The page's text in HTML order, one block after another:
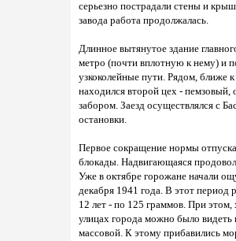
серьезно пострадали стены и
завода работа продолжалась.
Длинное вытянутое здание
метро (почти вплотную к нему) и
узкоколейные пути. Рядом, ближе
находился второй цех -
забором. Заезд осуществлялся с
остановки.
Первое сокращение нормы
блокады. Надвигающаяся
Уже в октябре горожане начали
декабря 1941 года. В этот период
12 лет - по 125 граммов. При
улицах города можно было
массовой. К этому прибавились